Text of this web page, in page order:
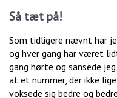
Så tæt på!
Som tidligere nævnt har
og hver gang har været
gang hørte og sansede
at et nummer, der ikke
voksede sig bedre og